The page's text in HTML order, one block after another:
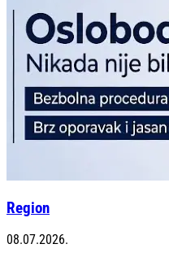
Region
08.07.2026.